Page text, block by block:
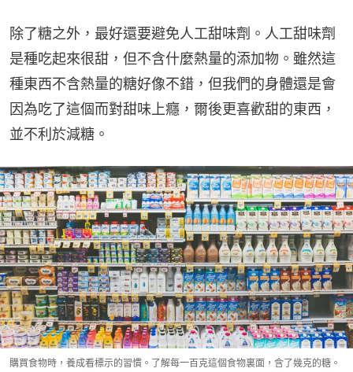
除了糖之外，最好還要避免人工甜味劑。人工甜味劑
是種吃起來很甜，但不含什麼熱量的添加物。雖然這
種東西不含熱量的糖好像不錯，但我們的身體還是會
因為吃了這個而對甜味上癮，爾後更喜歡甜的東西，
並不利於減糖。
購買食物時，養成看標示的習慣。了解每一百克這個食物裏面，含了幾克的糖。